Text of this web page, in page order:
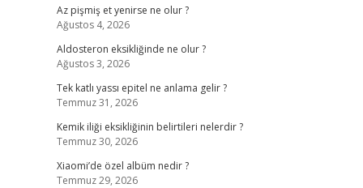
Az pişmiş et yenirse ne olur ?
Ağustos 4, 2026
Aldosteron eksikliğinde ne olur ?
Ağustos 3, 2026
Tek katlı yassı epitel ne anlama gelir ?
Temmuz 31, 2026
Kemik iliği eksikliğinin belirtileri nelerdir ?
Temmuz 30, 2026
Xiaomi’de özel albüm nedir ?
Temmuz 29, 2026